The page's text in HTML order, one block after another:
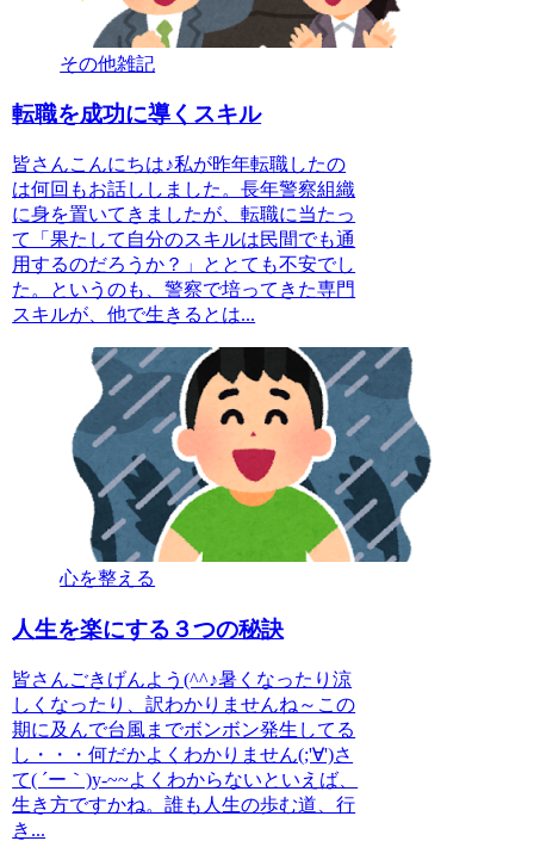
その他雑記
転職を成功に導くスキル
皆さんこんにちは♪私が昨年転職したの
は何回もお話ししました。長年警察組織
に身を置いてきましたが、転職に当たっ
て「果たして自分のスキルは民間でも通
用するのだろうか？」ととても不安でし
た。というのも、警察で培ってきた専門
スキルが、他で生きるとは...
心を整える
人生を楽にする３つの秘訣
皆さんごきげんよう(^^♪暑くなったり涼
しくなったり、訳わかりませんね～この
期に及んで台風までボンボン発生してる
し・・・何だかよくわかりません(;'∀')さ
て( ´ー｀)y-~~よくわからないといえば、
生き方ですかね。誰も人生の歩む道、行
き...